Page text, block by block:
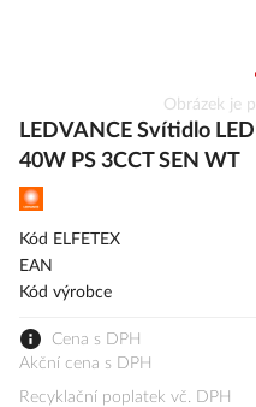
na
začátek
s
Obrázek je
LEDVANCE Svítidlo
40W PS 3CCT SEN WT
Kód ELFETEX
EAN
Kód výrobce
Cena s DPH
Akční cena s DPH
Recyklační poplatek vč. DPH